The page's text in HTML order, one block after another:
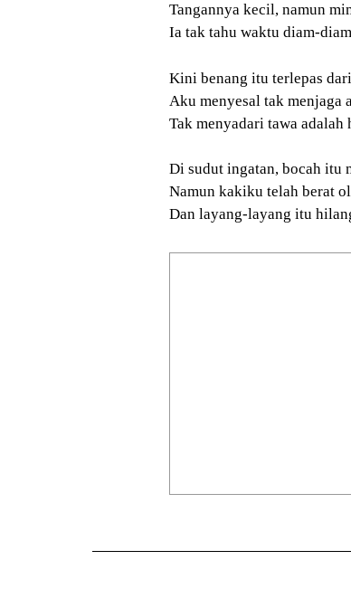
Tangannya kecil, namun
Ia tak tahu waktu diam-
Kini benang itu terlepas
Aku menyesal tak menjaga
Tak menyadari tawa
Di sudut ingatan, bocah itu
Namun kakiku telah berat
Dan layang-layang itu